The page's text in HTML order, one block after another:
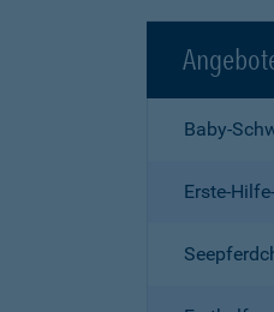
Baby-
Erste-